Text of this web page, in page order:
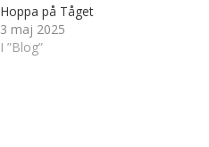
Hoppa på Tåget
3 maj 2025
I ”Blog”